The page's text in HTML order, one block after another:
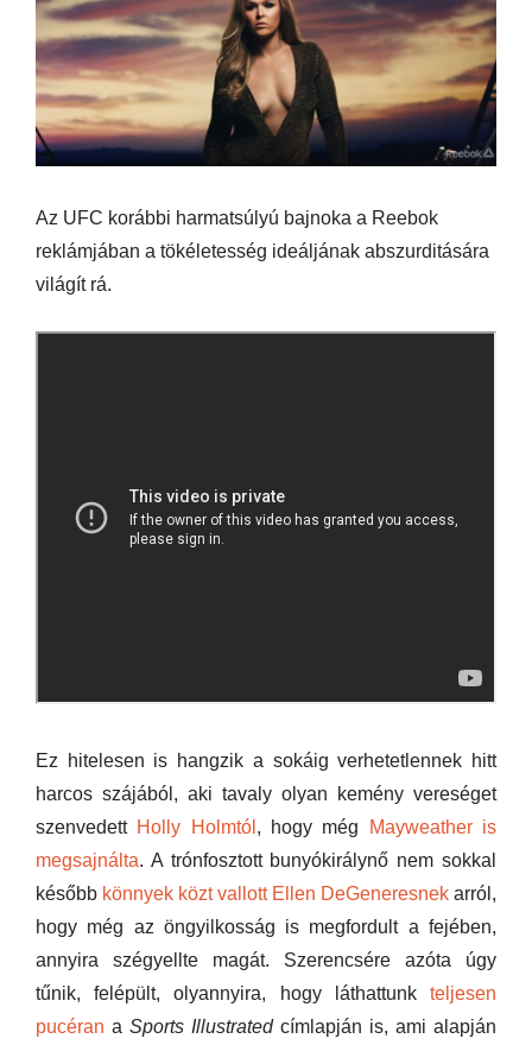
Az UFC korábbi harmatsúlyú bajnoka a Reebok
reklámjában a tökéletesség ideáljának abszurditására
világít rá.
Ez hitelesen is hangzik a sokáig verhetetlennek hitt
harcos szájából, aki tavaly olyan kemény vereséget
szenvedett Holly Holmtól , hogy még
Mayweather is
megsajnálta. A trónfosztott bunyókirálynő nem sokkal
később könnyek közt vallott Ellen DeGeneresnek arról,
hogy még az öngyilkosság is megfordult a fejében,
annyira szégyellte magát. Szerencsére azóta úgy
tűnik, felépült, olyannyira, hogy láthattunk teljesen
pucéran a Sports Illustratedcímlapján is, ami alapján